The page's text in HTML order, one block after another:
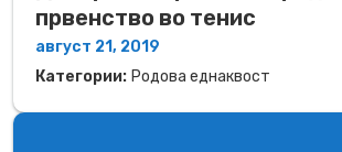
првенство во тенис
август 21, 2019
Категории: Родова еднаквост